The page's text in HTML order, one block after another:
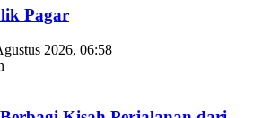
Pagar
2026, 06:58